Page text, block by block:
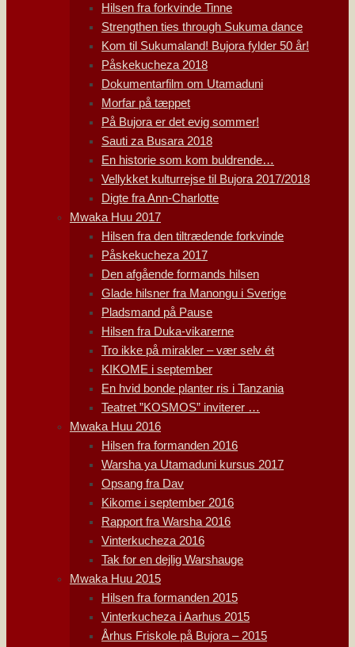
Hilsen fra forkvinde Tinne
Strengthen ties through Sukuma dance
Kom til Sukumaland! Bujora fylder 50 år!
Påskekucheza 2018
Dokumentarfilm om Utamaduni
Morfar på tæppet
På Bujora er det evig sommer!
Sauti za Busara 2018
En historie som kom buldrende…
Vellykket kulturrejse til Bujora 2017/2018
Digte fra Ann-Charlotte
Mwaka Huu 2017
Hilsen fra den tiltrædende forkvinde
Påskekucheza 2017
Den afgående formands hilsen
Glade hilsner fra Manongu i Sverige
Pladsmand på Pause
Hilsen fra Duka-vikarerne
Tro ikke på mirakler – vær selv ét
KIKOME i september
En hvid bonde planter ris i Tanzania
Teatret ”KOSMOS” inviterer …
Mwaka Huu 2016
Hilsen fra formanden 2016
Warsha ya Utamaduni kursus 2017
Opsang fra Dav
Kikome i september 2016
Rapport fra Warsha 2016
Vinterkucheza 2016
Tak for en dejlig Warshauge
Mwaka Huu 2015
Hilsen fra formanden 2015
Vinterkucheza i Aarhus 2015
Århus Friskole på Bujora – 2015